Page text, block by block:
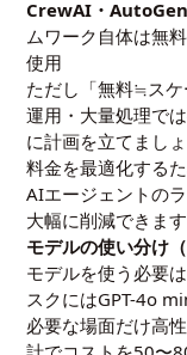
CrewAI・AutoGen
ムワーク自体は無
使用
ただし「無料≒ス
運用・大量処理で
に計画を立てましょ
料金を最適化する
AIエージェントの
大幅に削減できます
モデルの使い分け
モデルを使う必要
スクにはGPT-4o
必要な場面だけ高